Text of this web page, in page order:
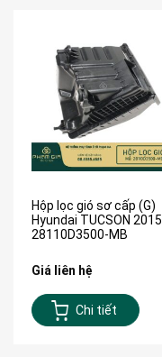
Hộp lọc gió sơ cấp (G)
Hyundai TUCSON 2015 |
28110D3500-MB
Giá liên hệ
Chi tiết